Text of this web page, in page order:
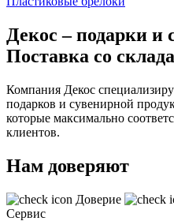
Декос – подарки и
Поставка со
Компания Декос
подарков и сувенирной
которые максимально
клиентов.
Нам доверяют
Доверие
Сервис